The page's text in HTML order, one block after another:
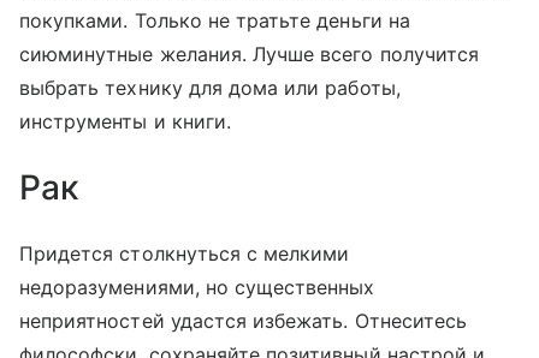
покупками. Только не тратьте деньги на
сиюминутные желания. Лучше всего получится
выбрать технику для дома или работы,
инструменты и книги.
Рак
Придется столкнуться с мелкими
недоразумениями, но существенных
неприятностей удастся избежать. Отнеситесь